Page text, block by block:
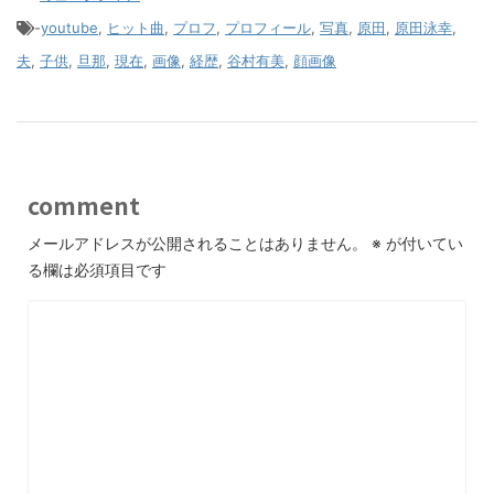
-youtube, ヒット曲, プロフ, プロフィール, 写真, 原田, 原田泳幸,
夫, 子供, 旦那, 現在, 画像, 経歴, 谷村有美, 顔画像
comment
メールアドレスが公開されることはありません。 ※ が付いてい
る欄は必須項目です